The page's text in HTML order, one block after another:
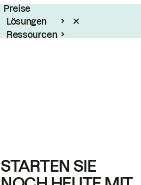
Preise
Lösungen
Ressourcen
STARTEN SIE